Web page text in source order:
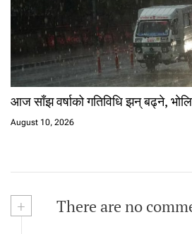
आज साँझ वर्षाको गतिविधि झन् बढ्ने,
August 10, 2026
+ There are no